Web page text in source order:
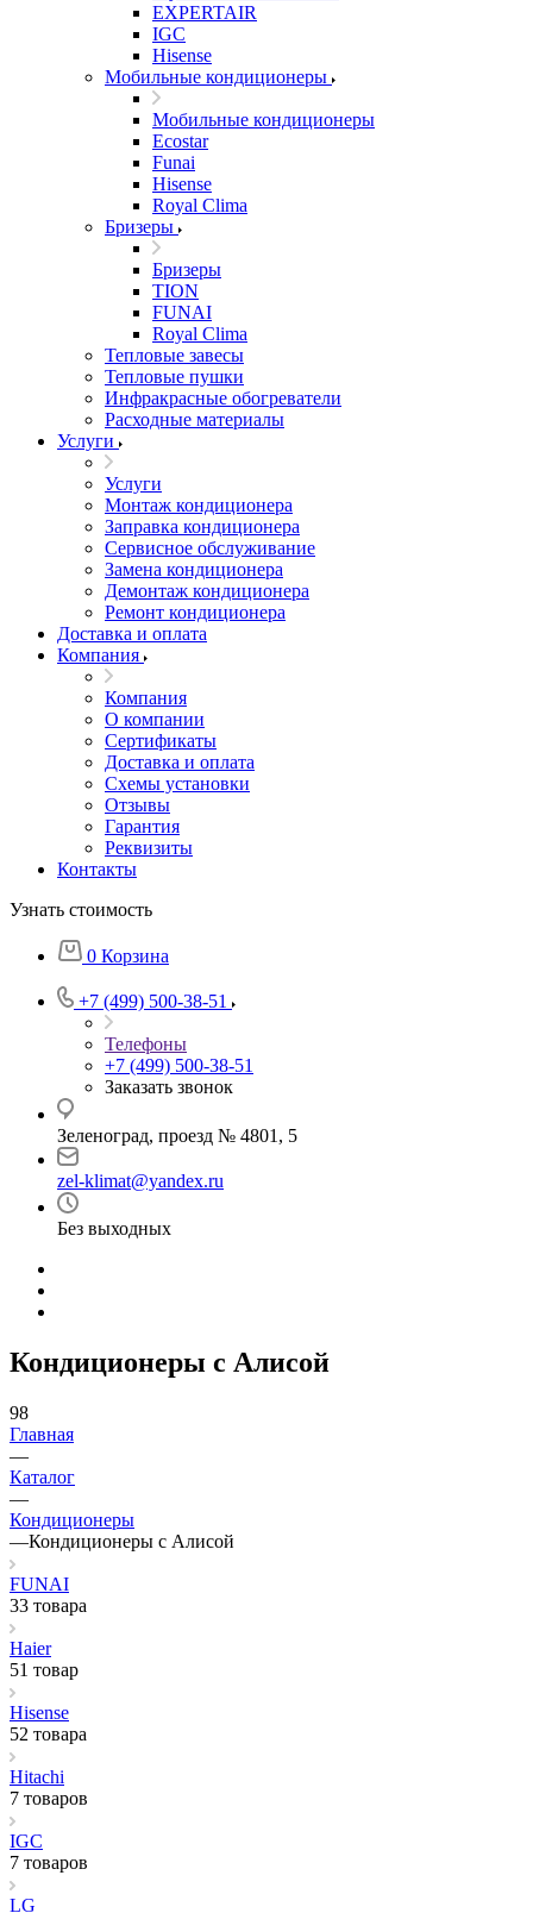
EXPERTAIR
IGC
Hisense
Мобильные кондиционеры
Мобильные кондиционеры
Ecostar
Funai
Hisense
Royal Clima
Бризеры
Бризеры
TION
FUNAI
Royal Clima
Тепловые завесы
Тепловые пушки
Инфракрасные обогреватели
Расходные материалы
Услуги
Услуги
Монтаж кондиционера
Заправка кондиционера
Сервисное обслуживание
Замена кондиционера
Демонтаж кондиционера
Ремонт кондиционера
Доставка и оплата
Компания
Компания
О компании
Сертификаты
Доставка и оплата
Схемы установки
Отзывы
Гарантия
Реквизиты
Контакты
Узнать стоимость
0 Корзина
+7 (499) 500-38-51
Телефоны
+7 (499) 500-38-51
Заказать звонок
Зеленоград, проезд № 4801, 5
zel-klimat@yandex.ru
Без выходных
Кондиционеры с Алисой
98
Главная
—
Каталог
—
Кондиционеры
—Кондиционеры с Алисой
FUNAI
33 товара
Haier
51 товар
Hisense
52 товара
Hitachi
7 товаров
IGC
7 товаров
LG